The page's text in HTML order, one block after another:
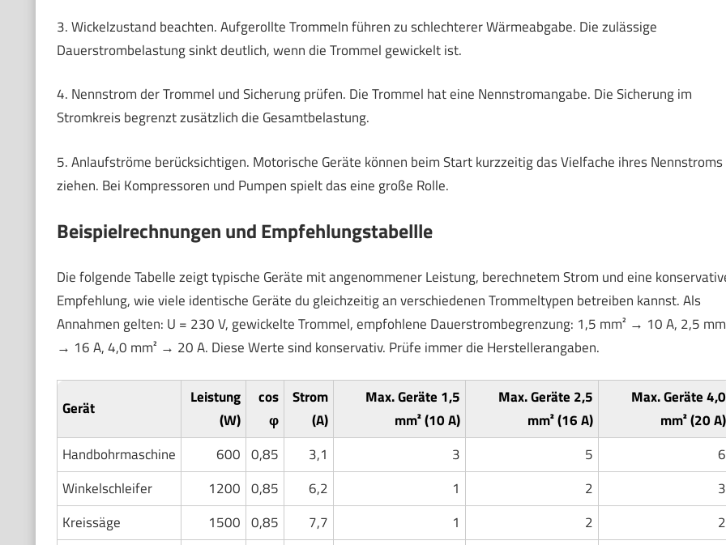
3. Wickelzustand beachten. Aufgerollte Trommeln führen zu schlechterer Wärmeabgabe. Die zulässige
Dauerstrombelastung sinkt deutlich, wenn die Trommel gewickelt ist.
4. Nennstrom der Trommel und Sicherung prüfen. Die Trommel hat eine Nennstromangabe. Die Sicherung im
Stromkreis begrenzt zusätzlich die Gesamtbelastung.
5. Anlaufströme berücksichtigen. Motorische Geräte können beim Start kurzzeitig das Vielfache ihres Nennstroms
ziehen. Bei Kompressoren und Pumpen spielt das eine große Rolle.
Beispielrechnungen und Empfehlungstabellle
Die folgende Tabelle zeigt typische Geräte mit angenommener Leistung, berechnetem Strom und eine
Empfehlung, wie viele identische Geräte du gleichzeitig an verschiedenen Trommeltypen betreiben kannst. Als
Annahmen gelten: U = 230 V, gewickelte Trommel, empfohlene Dauerstrombegrenzung: 1,5 mm² → 10 A, 2,5
→ 16 A, 4,0 mm² → 20 A. Diese Werte sind konservativ. Prüfe immer die Herstellerangaben.
Gerät
Leistung
(W)
cos
φ
Strom
(A)
Max. Geräte 1,5
mm² (10 A)
Max. Geräte 2,5
mm² (16 A)
Max. Geräte 4,0
mm² (20 A)
Handbohrmaschine
600 0,85 3,1 3 5
6
Winkelschleifer
1200 0,85 6,2 1 2
3
Kreissäge
1500 0,85 7,7 1 2
2